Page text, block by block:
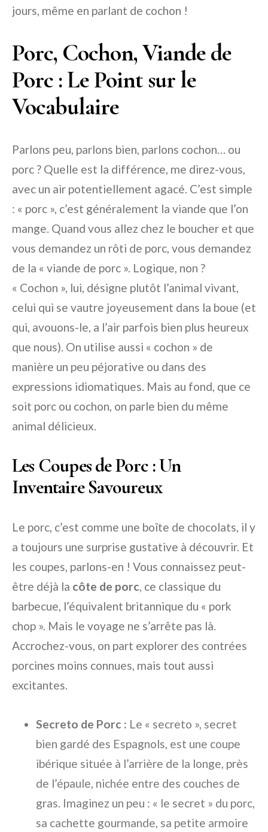
jours, même en parlant de cochon !
Porc, Cochon, Viande de
Porc : Le Point sur le
Vocabulaire
Parlons peu, parlons bien, parlons cochon… ou
porc ? Quelle est la différence, me direz-vous,
avec un air potentiellement agacé. C’est simple
: « porc », c’est généralement la viande que l’on
mange. Quand vous allez chez le boucher et que
vous demandez un rôti de porc, vous demandez
de la « viande de porc ». Logique, non ?
« Cochon », lui, désigne plutôt l’animal vivant,
celui qui se vautre joyeusement dans la boue (et
qui, avouons-le, a l’air parfois bien plus heureux
que nous). On utilise aussi « cochon » de
manière un peu péjorative ou dans des
expressions idiomatiques. Mais au fond, que ce
soit porc ou cochon, on parle bien du même
animal délicieux.
Les Coupes de Porc : Un
Inventaire Savoureux
Le porc, c’est comme une boîte de chocolats, il y
a toujours une surprise gustative à découvrir. Et
les coupes, parlons-en ! Vous connaissez peut-
être déjà la côte de porc, ce classique du
barbecue, l’équivalent britannique du « pork
chop ». Mais le voyage ne s’arrête pas là.
Accrochez-vous, on part explorer des contrées
porcines moins connues, mais tout aussi
excitantes.
Secreto de Porc : Le « secreto », secret
bien gardé des Espagnols, est une coupe
ibérique située à l’arrière de la longe, près
de l’épaule, nichée entre des couches de
gras. Imaginez un peu : « le secret » du porc,
sa cachette gourmande, sa petite armoire